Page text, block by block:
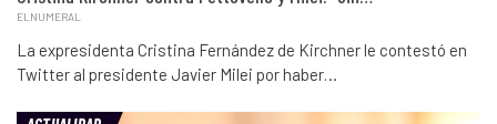
ELNUMERAL
La expresidenta Cristina Fernández de Kirchner le contestó en
Twitter al presidente Javier Milei por haber…